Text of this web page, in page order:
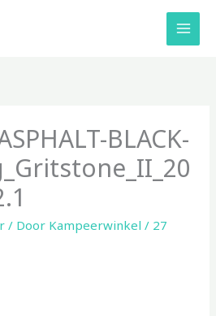
BLACK-
/ Door Kampeerwinkel/ 27